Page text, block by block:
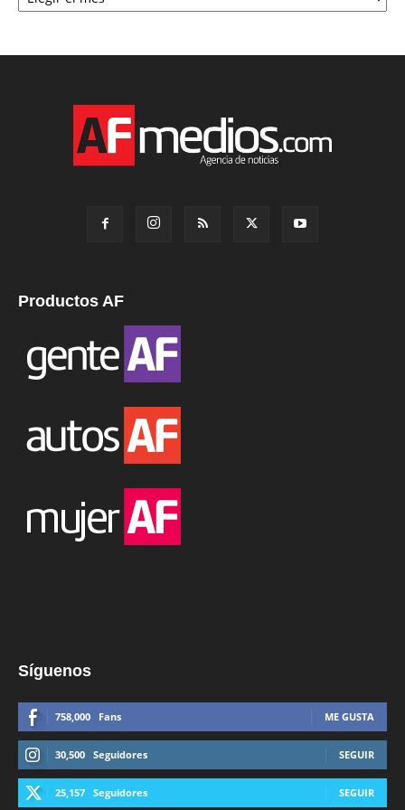
Productos AF
Síguenos
758,000 Fans ME GUSTA
30,500 Seguidores SEGUIR
25,157 Seguidores SEGUIR